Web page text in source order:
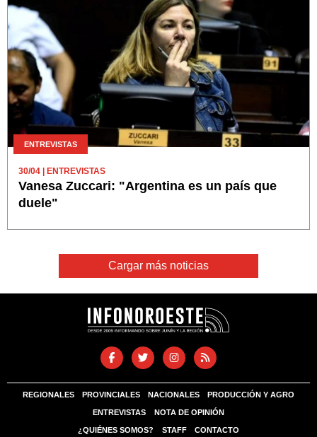
ENTREVISTAS
30/04 | ENTREVISTAS
Vanesa Zuccari: "Argentina es un país que
duele"
Cargar más noticias
REGIONALES PROVINCIALES NACIONALES PRODUCCIÓN Y AGRO
ENTREVISTAS NOTA DE OPINIÓN
¿QUIÉNES SOMOS? STAFF CONTACTO